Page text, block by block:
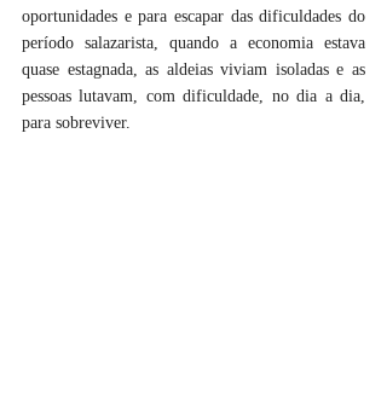
oportunidades e para escapar das dificuldades do
período salazarista, quando a economia estava
quase estagnada, as aldeias viviam isoladas e as
pessoas lutavam, com dificuldade, no dia a dia,
para sobreviver.